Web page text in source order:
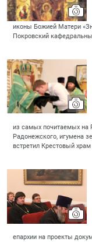
иконы Божией Матери
Покровский
из самых почитаемых на
Радонежского, игумена
встретил Крестовый храм
епархии на проекты